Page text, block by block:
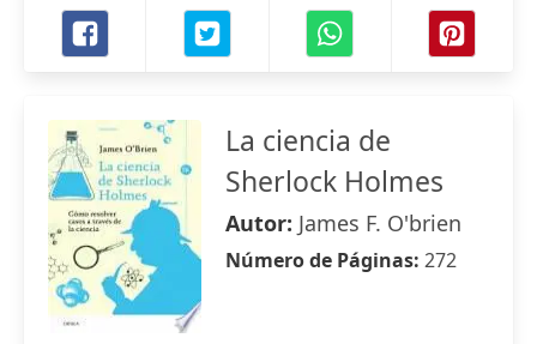
La ciencia de
Sherlock Holmes
Autor: James F. O'brien
Número de Páginas: 272